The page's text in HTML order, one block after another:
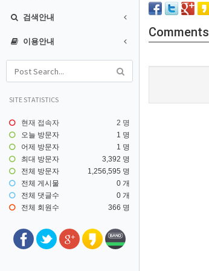
검색안내
이용안내
SITE STATISTICS
현재 접속자
2 명
오늘 방문자
1 명
어제 방문자
1 명
최대 방문자
3,392 명
전체 방문자
1,256,595 명
전체 게시물
0 개
전체 댓글수
0 개
전체 회원수
366 명
Comments